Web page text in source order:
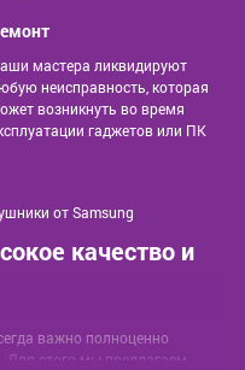
мастера ликвидируют
неисправность, которая
возникнуть во время
гаджетов или ПК
от Samsung
качество и
важно полноценно
Для этого мы предлагаем